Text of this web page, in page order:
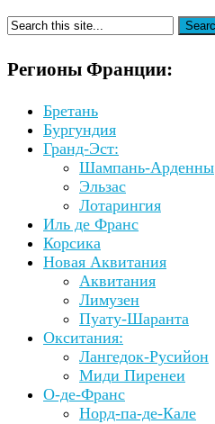
Регионы Франции:
Бретань
Бургундия
Гранд-Эст:
Шампань-Арденны
Эльзас
Лотарингия
Иль де Франс
Корсика
Новая Аквитания
Аквитания
Лимузен
Пуату-Шаранта
Окситания:
Лангедок-Русийон
Миди Пиренеи
О-де-Франс
Норд-па-де-Кале